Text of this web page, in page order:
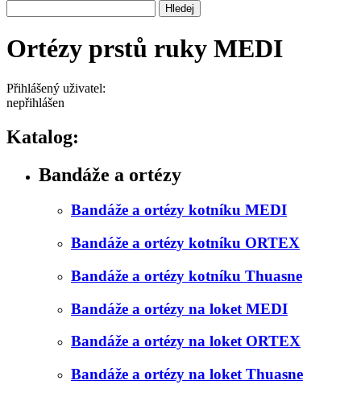
Ortézy prstů ruky MEDI
Přihlášený uživatel:
nepřihlášen
Katalog:
Bandáže a ortézy
Bandáže a ortézy kotníku MEDI
Bandáže a ortézy kotníku ORTEX
Bandáže a ortézy kotníku Thuasne
Bandáže a ortézy na loket MEDI
Bandáže a ortézy na loket ORTEX
Bandáže a ortézy na loket Thuasne